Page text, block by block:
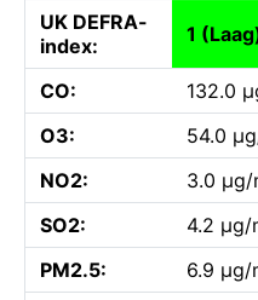
UK DEFRA-
index:
1
CO:
132.0
O3:
54.0
NO2:
3.0 µg/
SO2:
4.2 µg/
PM2.5:
6.9 µg/